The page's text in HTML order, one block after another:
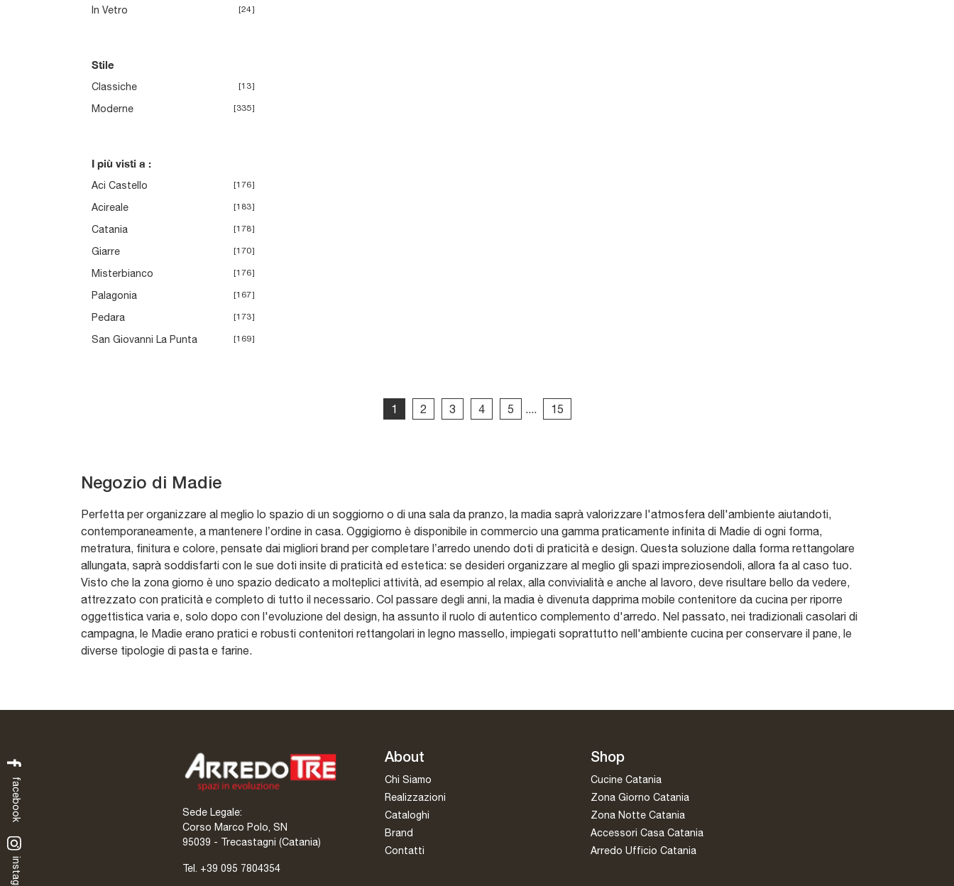
In Vetro 24
Stile
Classiche 13
Moderne 335
I più visti a :
Aci Castello 176
Acireale 183
Catania 178
Giarre 170
Misterbianco 176
Palagonia 167
Pedara 173
San Giovanni La Punta 169
1 2 3 4 5 .... 15
Negozio di Madie
Perfetta per organizzare al meglio lo spazio di un soggiorno o di una sala da pranzo, la madia saprà valorizzare l'atmosfera dell'ambiente aiutandoti,
contemporaneamente, a mantenere l’ordine in casa. Oggigiorno è disponibile in commercio una gamma praticamente infinita di Madie di ogni forma,
metratura, finitura e colore, pensate dai migliori brand per completare l’arredo unendo doti di praticità e design. Questa soluzione dalla forma rettangolare
allungata, saprà soddisfarti con le sue doti insite di praticità ed estetica: se desideri organizzare al meglio gli spazi impreziosendoli, allora fa al caso tuo.
Visto che la zona giorno è uno spazio dedicato a molteplici attività, ad esempio al relax, alla convivialità e anche al lavoro, deve risultare bello da vedere,
attrezzato con praticità e completo di tutto il necessario. Col passare degli anni, la madia è divenuta dapprima mobile contenitore da cucina per riporre
oggettistica varia e, solo dopo con l'evoluzione del design, ha assunto il ruolo di autentico complemento d'arredo. Nel passato, nei tradizionali casolari di
campagna, le Madie erano pratici e robusti contenitori rettangolari in legno massello, impiegati soprattutto nell'ambiente cucina per conservare il pane, le
diverse tipologie di pasta e farine.
Sede Legale:
Corso Marco Polo, SN
95039 - Trecastagni (Catania)
Tel. +39 095 7804354
About
Chi Siamo
Realizzazioni
Cataloghi
Brand
Contatti
Shop
Cucine Catania
Zona Giorno Catania
Zona Notte Catania
Accessori Casa Catania
Arredo Ufficio Catania
facebook